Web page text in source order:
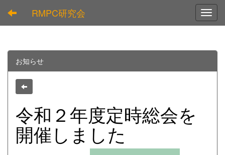
RMPC研究会
お知らせ
令和２年度定時総会を
開催しました